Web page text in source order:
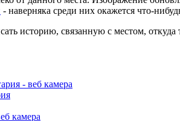
- наверняка среди них окажется что-
историю, связанную с местом,